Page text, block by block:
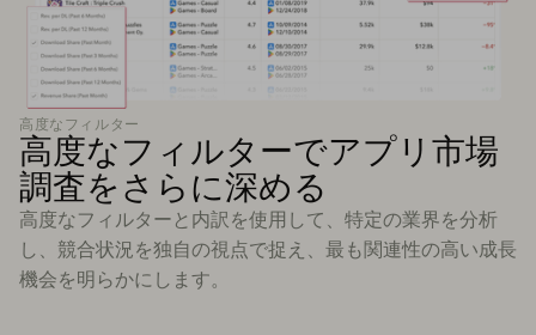
高度なフィルター
高度なフィルターでアプリ市場
調査をさらに深める
高度なフィルターと内訳を使用して、特定の業界を分析
し、競合状況を独自の視点で捉え、最も関連性の高い成長
機会を明らかにします。